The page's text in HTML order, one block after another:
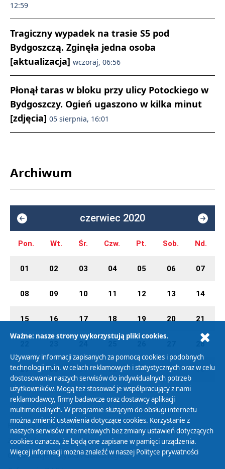
12:59
Tragiczny wypadek na trasie S5 pod
Bydgoszczą. Zginęła jedna osoba
[aktualizacja] wczoraj, 06:56
Płonął taras w bloku przy ulicy Potockiego w
Bydgoszczy. Ogień ugaszono w kilka minut
[zdjęcia] 05 sierpnia, 16:01
Archiwum
czerwiec 2020
Pon. Wt. Śr. Czw. Pt. Sob. Nd.
01 02 03 04 05 06 07
08 09 10 11 12 13 14
15 16 17 18 19 20 21
28
29 30 01 02 03 04 05
Polityka Prywatności
Zasady korzystania z Serwisu
Organizacje Pożytku Publicznego
Ważne: nasze strony wykorzystują pliki cookies.
Używamy informacji zapisanych za pomocą cookies i podobnych
technologii m.in. w celach reklamowych i statystycznych oraz w celu
dostosowania naszych serwisów do indywidualnych potrzeb
użytkowników. Mogą też stosować je współpracujący z nami
reklamodawcy, firmy badawcze oraz dostawcy aplikacji
multimedialnych. W programie służącym do obsługi internetu
można zmienić ustawienia dotyczące cookies. Korzystanie z
naszych serwisów internetowych bez zmiany ustawień dotyczących
cookies oznacza, że będą one zapisane w pamięci urządzenia.
Więcej informacji można znaleźć w naszej Polityce prywatności